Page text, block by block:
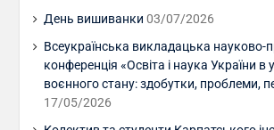
День вишиванки 03/07/2026
Всеукраїнська викладацька науково-
конференція «Освіта і наука України в
воєнного стану: здобутки, проблеми,
17/05/2026